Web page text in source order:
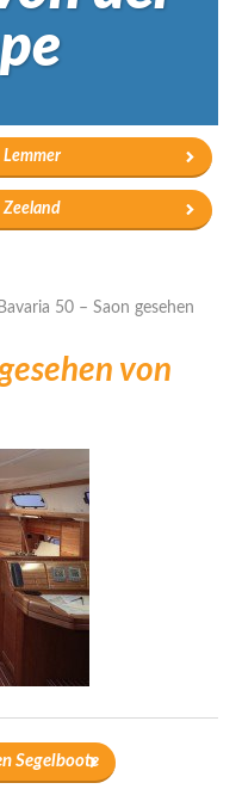
Zeeland
Bavaria 50 – Saon gesehen
von
Segelboote